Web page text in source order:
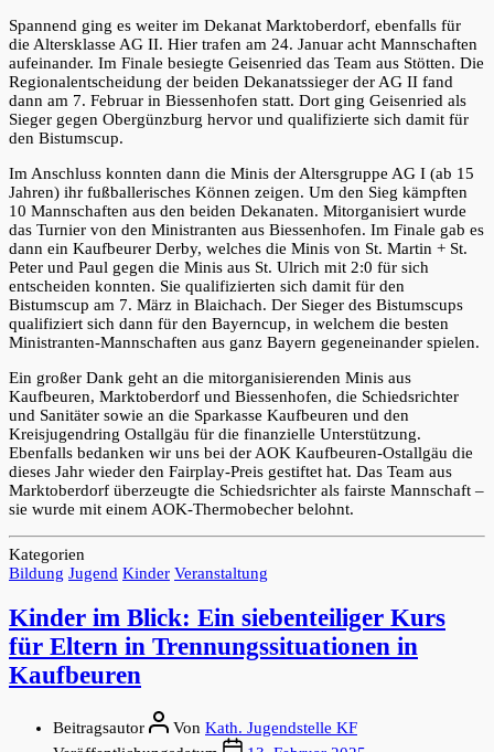
Spannend ging es weiter im Dekanat Marktoberdorf, ebenfalls für
die Altersklasse AG II. Hier trafen am 24. Januar acht Mannschaften
aufeinander. Im Finale besiegte Geisenried das Team aus Stötten. Die
Regionalentscheidung der beiden Dekanatssieger der AG II fand
dann am 7. Februar in Biessenhofen statt. Dort ging Geisenried als
Sieger gegen Obergünzburg hervor und qualifizierte sich damit für
den Bistumscup.
Im Anschluss konnten dann die Minis der Altersgruppe AG I (ab 15
Jahren) ihr fußballerisches Können zeigen. Um den Sieg kämpften
10 Mannschaften aus den beiden Dekanaten. Mitorganisiert wurde
das Turnier von den Ministranten aus Biessenhofen. Im Finale gab es
dann ein Kaufbeurer Derby, welches die Minis von St. Martin + St.
Peter und Paul gegen die Minis aus St. Ulrich mit 2:0 für sich
entscheiden konnten. Sie qualifizierten sich damit für den
Bistumscup am 7. März in Blaichach. Der Sieger des Bistumscups
qualifiziert sich dann für den Bayerncup, in welchem die besten
Ministranten-Mannschaften aus ganz Bayern gegeneinander spielen.
Ein großer Dank geht an die mitorganisierenden Minis aus
Kaufbeuren, Marktoberdorf und Biessenhofen, die Schiedsrichter
und Sanitäter sowie an die Sparkasse Kaufbeuren und den
Kreisjugendring Ostallgäu für die finanzielle Unterstützung.
Ebenfalls bedanken wir uns bei der AOK Kaufbeuren-Ostallgäu die
dieses Jahr wieder den Fairplay-Preis gestiftet hat. Das Team aus
Marktoberdorf überzeugte die Schiedsrichter als fairste Mannschaft –
sie wurde mit einem AOK-Thermobecher belohnt.
Kategorien
Bildung Jugend Kinder Veranstaltung
Kinder im Blick: Ein siebenteiliger Kurs
für Eltern in Trennungssituationen in
Kaufbeuren
Beitragsautor Von Kath. Jugendstelle KF